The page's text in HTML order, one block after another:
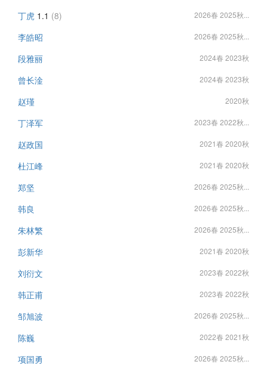
丁虎 1.1 (8) 2026春 2025秋...
李皓昭 2026春 2025秋...
段雅丽 2024春 2023秋
曾长淦 2024春 2023秋
赵瑾 2020秋
丁泽军 2023春 2022秋...
赵政国 2021春 2020秋
杜江峰 2021春 2020秋
郑坚 2026春 2025秋...
韩良 2026春 2025秋...
朱林繁 2026春 2025秋...
彭新华 2021春 2020秋
刘衍文 2023春 2022秋
韩正甫 2023春 2022秋
邹旭波 2026春 2025秋...
陈巍 2022春 2021秋
项国勇 2026春 2025秋...